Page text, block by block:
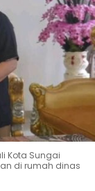
Kota Sungai
di rumah dinas